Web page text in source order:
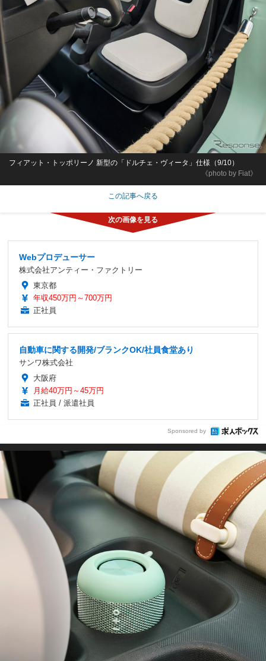
《photo by Fiat》
フィアット・トッポリーノ 新型の「ドルチェ・ヴィータ」仕様（9/10）
この記事へ戻る
Webプロデューサー
株式会社アンティー・ファクトリー
東京都
年収450万円～700万円
正社員
自動車に関する開発/ブランクOK/社員食堂あり
サンワ株式会社
大阪府
月給40万円～45万円
正社員 / 派遣社員
Sponsored by